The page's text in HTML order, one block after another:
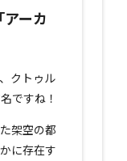
アーカ
クトゥル
ですね！
架空の都
に存在す